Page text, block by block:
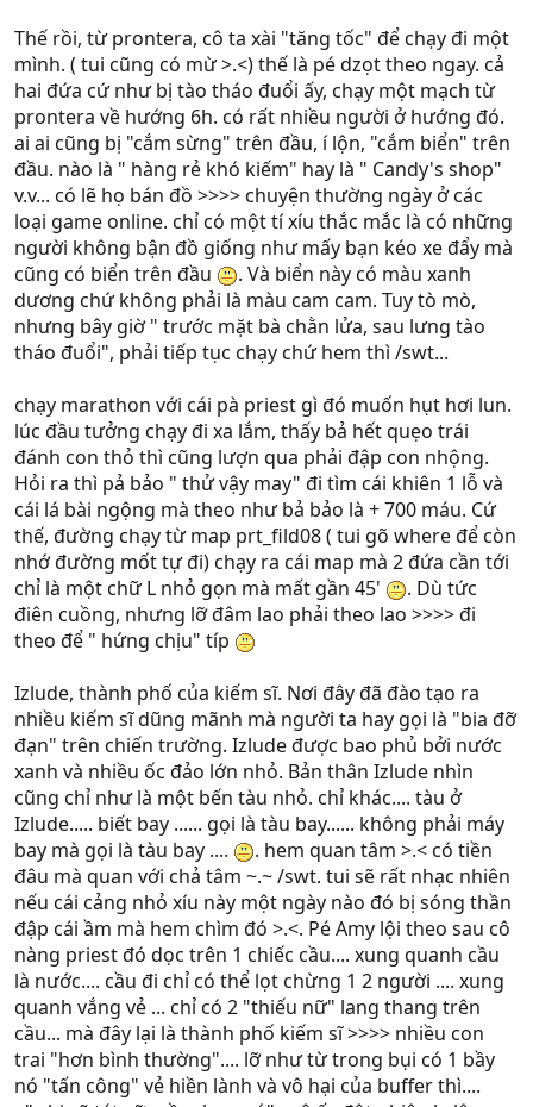
Thế rồi, từ prontera, cô ta xài "tăng tốc" để chạy đi một
mình. ( tui cũng có mừ >.<) thế là pé dzọt theo ngay. cả
hai đứa cứ như bị tào tháo đuổi ấy, chạy một mạch từ
prontera về hướng 6h. có rất nhiều người ở hướng đó.
ai ai cũng bị "cắm sừng" trên đầu, í lộn, "cắm biển" trên
đầu. nào là " hàng rẻ khó kiếm" hay là " Candy's shop"
v.v... có lẽ họ bán đồ >>>> chuyện thường ngày ở các
loại game online. chỉ có một tí xíu thắc mắc là có những
người không bận đồ giống như mấy bạn kéo xe đẩy mà
cũng có biển trên đầu
. Và biển này có màu xanh
dương chứ không phải là màu cam cam. Tuy tò mò,
nhưng bây giờ " trước mặt bà chằn lửa, sau lưng tào
tháo đuổi", phải tiếp tục chạy chứ hem thì /swt...
chạy marathon với cái pà priest gì đó muốn hụt hơi lun.
lúc đầu tưởng chạy đi xa lắm, thấy bả hết quẹo trái
đánh con thỏ thì cũng lượn qua phải đập con nhộng.
Hỏi ra thì pả bảo " thử vậy may" đi tìm cái khiên 1 lỗ và
cái lá bài ngộng mà theo như bả bảo là + 700 máu. Cứ
thế, đường chạy từ map prt_fild08 ( tui gõ where để còn
nhớ đường mốt tự đi) chạy ra cái map mà 2 đứa cần tới
chỉ là một chữ L nhỏ gọn mà mất gần 45'
. Dù tức
điên cuồng, nhưng lỡ đâm lao phải theo lao >>>> đi
theo để " hứng chịu" típ
Izlude, thành phố của kiếm sĩ. Nơi đây đã đào tạo ra
nhiều kiếm sĩ dũng mãnh mà người ta hay gọi là "bia đỡ
đạn" trên chiến trường. Izlude được bao phủ bởi nước
xanh và nhiều ốc đảo lớn nhỏ. Bản thân Izlude nhìn
cũng chỉ như là một bến tàu nhỏ. chỉ khác.... tàu ở
Izlude..... biết bay ...... gọi là tàu bay...... không phải máy
bay mà gọi là tàu bay ....
. hem quan tâm >.< có tiền
đâu mà quan với chả tâm ~.~ /swt. tui sẽ rất nhạc nhiên
nếu cái cảng nhỏ xíu này một ngày nào đó bị sóng thần
đập cái ầm mà hem chìm đó >.<. Pé Amy lội theo sau cô
nàng priest đó dọc trên 1 chiếc cầu.... xung quanh cầu
là nước.... cầu đi chỉ có thể lọt chừng 1 2 người .... xung
quanh vắng vẻ ... chỉ có 2 "thiếu nữ" lang thang trên
cầu... mà đây lại là thành phố kiếm sĩ >>>> nhiều con
trai "hơn bình thường".... lỡ như từ trong bụi có 1 bầy
nó "tấn công" vẻ hiền lành và vô hại của buffer thì....